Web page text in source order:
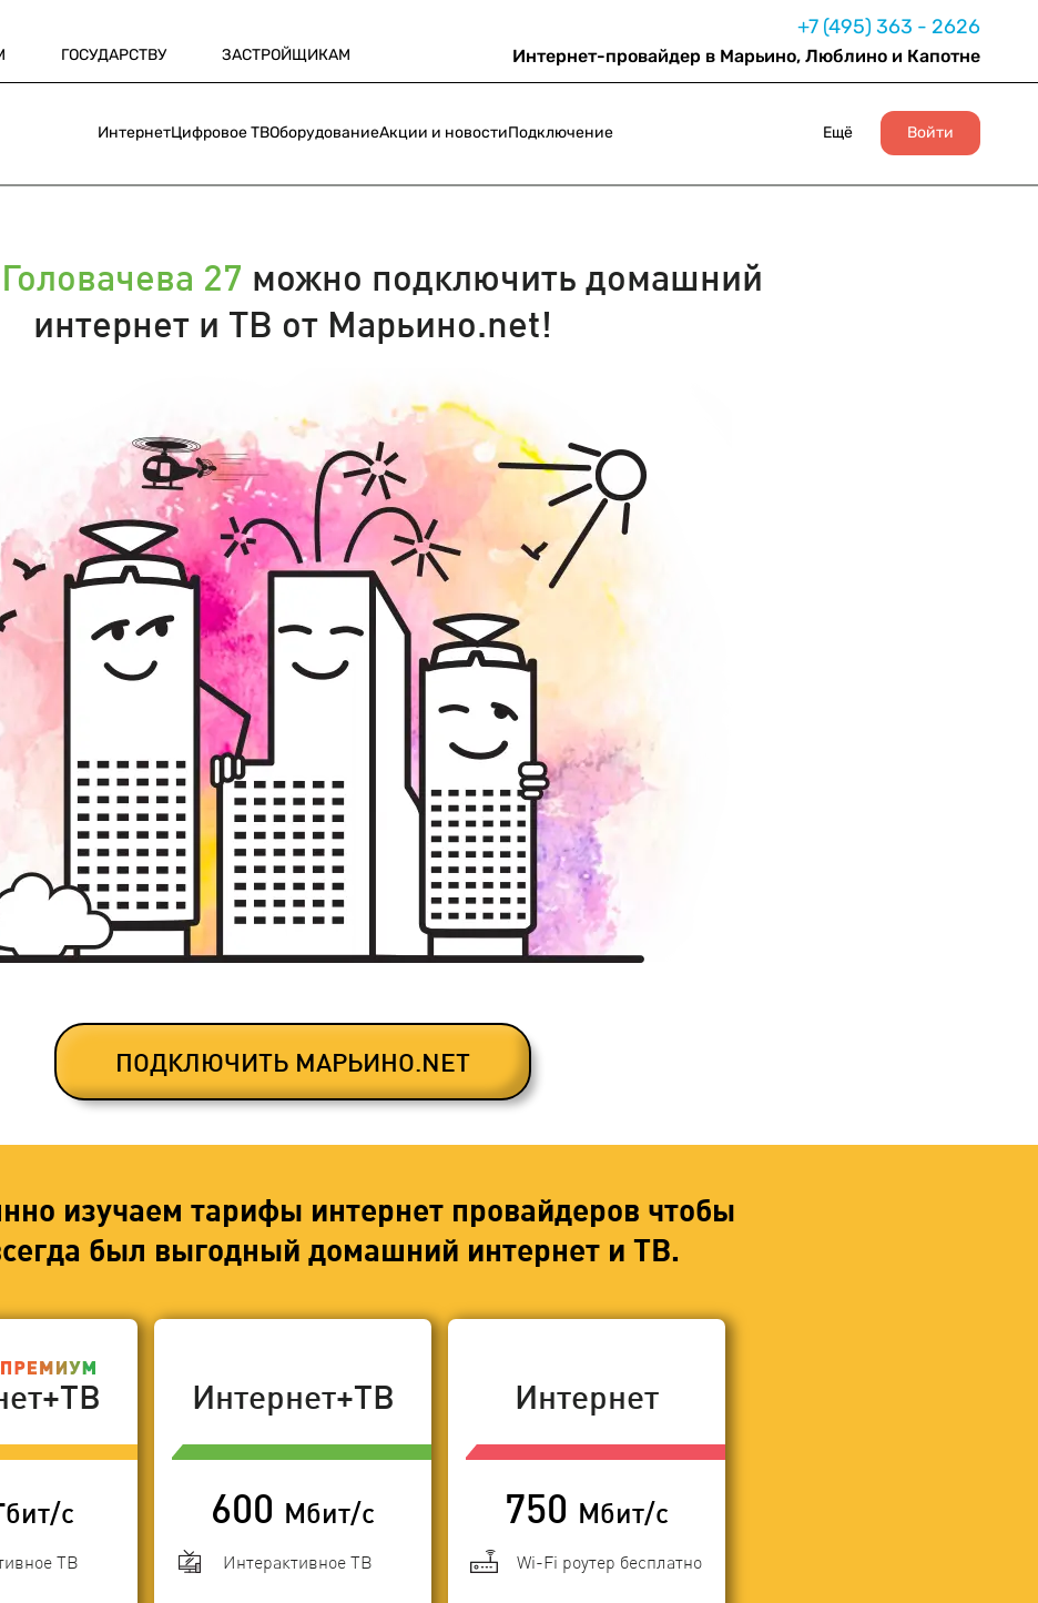
ГОСУДАРСТВУ ЗАСТРОЙЩИКАМ
+7 (495) 363 - 2626
Интернет-провайдер в Марьино, Люблино и Капотне
ИнтернетЦифровое ТВОборудованиеАкции и новостиПодключение Ещё Войти
Головачева 27 можно подключить домашний
интернет и ТВ от Марьино.net!
ПОДКЛЮЧИТЬ МАРЬИНО.NET
изучаем тарифы интернет провайдеров чтобы
был выгодный домашний интернет и ТВ.
с
ТВ
Интернет+ТВ
600 Мбит/с
Интерактивное ТВ
Интернет
750 Мбит/с
Wi-Fi роутер бесплатно